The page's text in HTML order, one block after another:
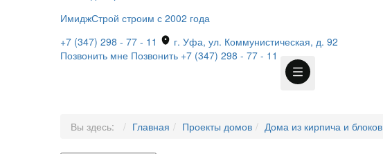
ИмиджСтрой строим с 2002 года
+7 (347) 298 - 77 - 11
г. Уфа, ул. Коммунистическая, д. 92
Позвонить мне Позвонить +7 (347) 298 - 77 - 11
Вы здесь: Главная Проекты домов Дома из кирпича и блоков